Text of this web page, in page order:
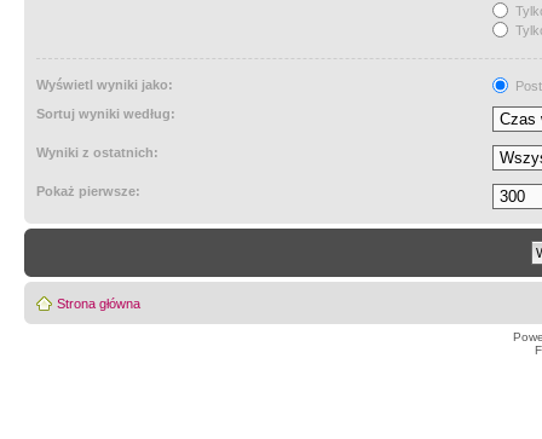
Wyświetl wyniki jako:
Sortuj wyniki według:
Wyniki z ostatnich:
Pokaż pierwsze:
Strona główna